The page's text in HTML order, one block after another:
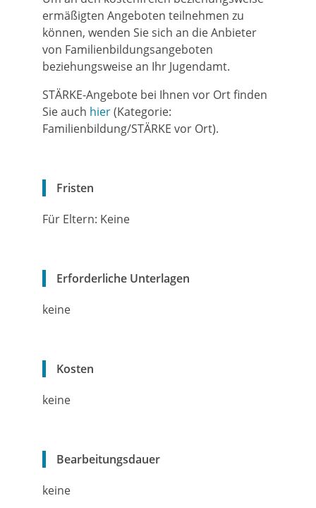
ermäßigten Angeboten teilnehmen zu
können, wenden Sie sich an die Anbieter
von Familienbildungsangeboten
beziehungsweise an Ihr Jugendamt.
STÄRKE-Angebote bei Ihnen vor Ort finden
Sie auch hier(Kategorie:
Familienbildung/STÄRKE vor Ort).
Fristen
Für Eltern: Keine
Erforderliche Unterlagen
keine
Kosten
keine
Bearbeitungsdauer
keine